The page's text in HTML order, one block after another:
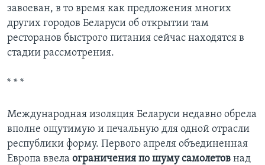
завоеван, в то время как предложения многих
других городов Беларуси об открытии там
ресторанов быстрого питания сейчас находятся в
стадии рассмотрения.
* * *
Международная изоляция Беларуси недавно обрела
вполне ощутимую и печальную для одной отрасли
республики форму. Первого апреля объединенная
Европа ввела ограничения по шуму самолетов над